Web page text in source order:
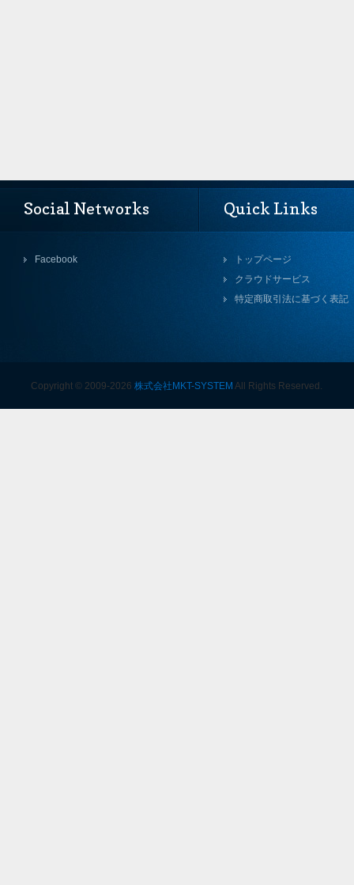
Social Networks
Facebook
Quick Links
トップページ
クラウドサービス
特定商取引法に基づく表記
Copyright © 2009-2026株式会社MKT-SYSTEM All Rights Reserved.